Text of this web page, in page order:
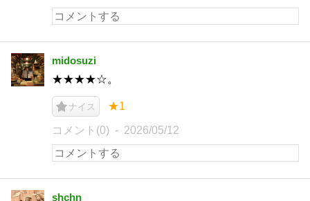
midosuzi
★★★★☆。
ナイス ★1
コメント(0) 2026/05/12
shchn